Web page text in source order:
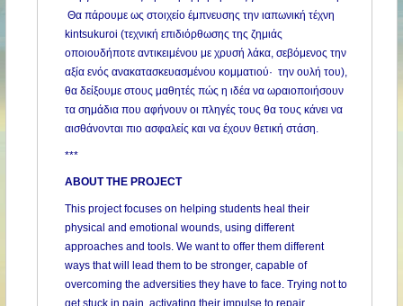
Θα πάρουμε ως στοιχείο έμπνευσης την ιαπωνική τέχνη
kintsukuroi (τεχνική επιδιόρθωσης της ζημιάς
οποιουδήποτε αντικειμένου με χρυσή λάκα, σεβόμενος την
αξία ενός ανακατασκευασμένου κομματιού· την ουλή του),
θα δείξουμε στους μαθητές πώς η ιδέα να ωραιοποιήσουν
τα σημάδια που αφήνουν οι πληγές τους θα τους κάνει να
αισθάνονται πιο ασφαλείς και να έχουν θετική στάση.
***
ABOUT THE PROJECT
This project focuses on helping students heal their
physical and emotional wounds, using different
approaches and tools. We want to offer them different
ways that will lead them to be stronger, capable of
overcoming the adversities they have to face. Trying not to
get stuck in pain, activating their impulse to repair.